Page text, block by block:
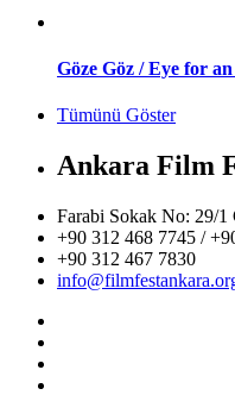
Göze Göz / Eye for
Tümünü Göster
Ankara Film
Farabi Sokak No: 29/
+90 312 468 7745 /
+90 312 467 7830